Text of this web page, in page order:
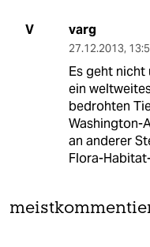
V varg
27.12.2013,
Es geht nicht
ein
bedrohten
Washington-
an anderer
Flora-